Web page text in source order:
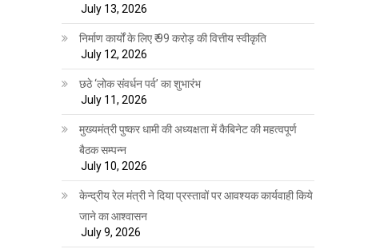
July 13, 2026
निर्माण कार्यों के लिए ₹ 99 करोड़ की वित्तीय स्वीकृति
July 12, 2026
छठे ‘लोक संवर्धन पर्व’ का शुभारंभ
July 11, 2026
मुख्यमंत्री पुष्कर धामी की अध्यक्षता में कैबिनेट की महत्वपूर्ण
बैठक सम्पन्न
July 10, 2026
केन्द्रीय रेल मंत्री ने दिया प्रस्तावों पर आवश्यक कार्यवाही किये
जाने का आश्वासन
July 9, 2026